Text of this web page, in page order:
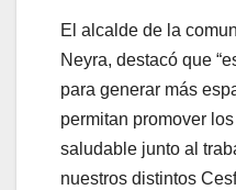
El alcalde de la
Neyra, destacó que
para generar más
permitan promover
saludable junto al
nuestros distintos